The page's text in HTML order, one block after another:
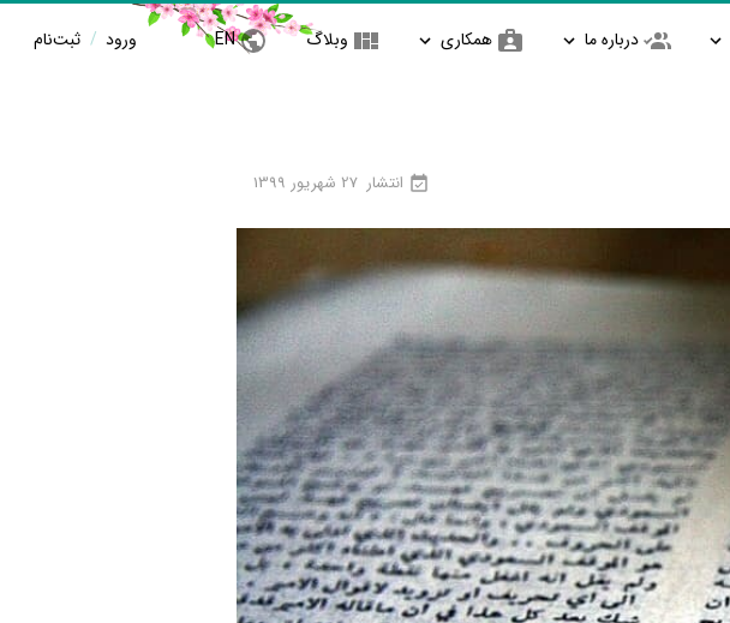
درباره ما همکاری وبلاگ EN ورود / ثبت‌نام
انتشار 27 شهریور 1399